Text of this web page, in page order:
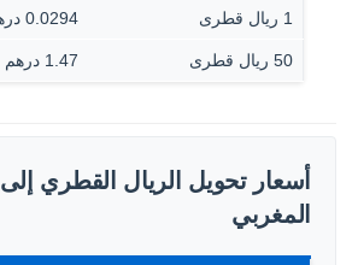
1 ريال قطرى 0.0294 درهم مغربى
50 ريال قطرى 1.47 درهم مغربى
أسعار تحويل الريال القطري
المغربي